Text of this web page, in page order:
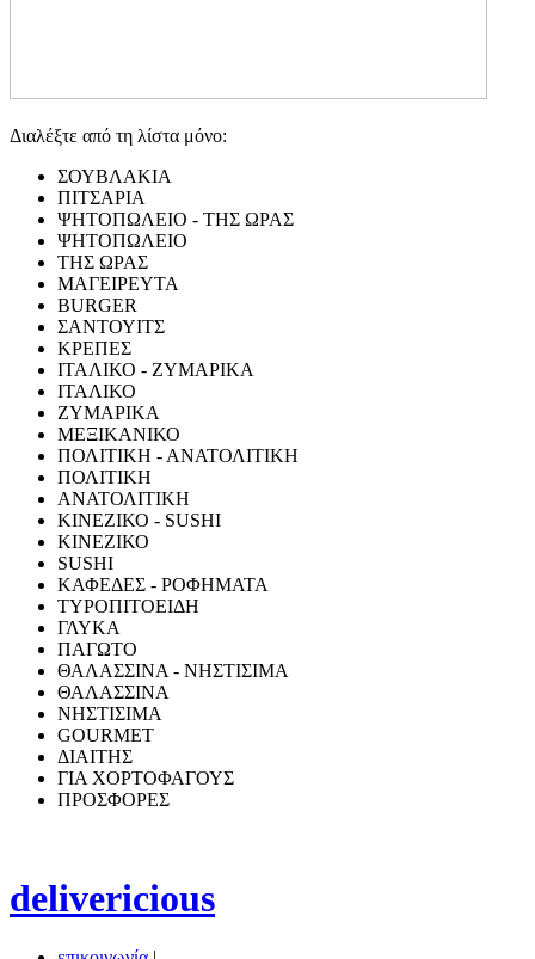
Διαλέξτε από τη λίστα μόνο:
ΣΟΥΒΛΑΚΙΑ
ΠΙΤΣΑΡΙΑ
ΨΗΤΟΠΩΛΕΙΟ - ΤΗΣ ΩΡΑΣ
ΨΗΤΟΠΩΛΕΙΟ
ΤΗΣ ΩΡΑΣ
ΜΑΓΕΙΡΕΥΤΑ
BURGER
ΣΑΝΤΟΥΙΤΣ
ΚΡΕΠΕΣ
ΙΤΑΛΙΚΟ - ΖΥΜΑΡΙΚΑ
ΙΤΑΛΙΚΟ
ΖΥΜΑΡΙΚΑ
ΜΕΞΙΚΑΝΙΚΟ
ΠΟΛΙΤΙΚΗ - ΑΝΑΤΟΛΙΤΙΚΗ
ΠΟΛΙΤΙΚΗ
ΑΝΑΤΟΛΙΤΙΚΗ
ΚΙΝΕΖΙΚΟ - SUSHI
ΚΙΝΕΖΙΚΟ
SUSHI
ΚΑΦΕΔΕΣ - ΡΟΦΗΜΑΤΑ
ΤΥΡΟΠΙΤΟΕΙΔΗ
ΓΛΥΚΑ
ΠΑΓΩΤΟ
ΘΑΛΑΣΣΙΝΑ - ΝΗΣΤΙΣΙΜΑ
ΘΑΛΑΣΣΙΝΑ
ΝΗΣΤΙΣΙΜΑ
GOURMET
ΔΙΑΙΤΗΣ
ΓΙΑ ΧΟΡΤΟΦΑΓΟΥΣ
ΠΡΟΣΦΟΡΕΣ
delivericious